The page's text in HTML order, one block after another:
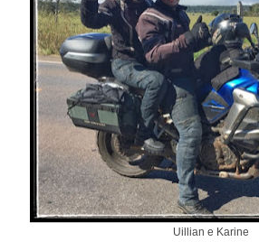
Uillian e Karine